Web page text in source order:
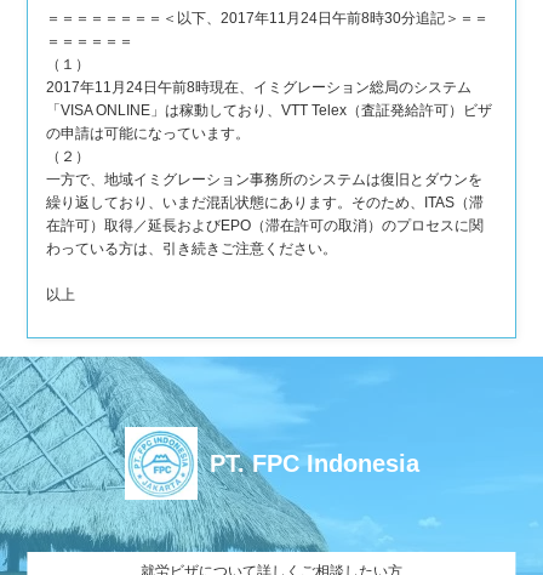
＝＝＝＝＝＝＝＝＜以下、2017年11月24日午前8時30分追記＞＝＝
＝＝＝＝＝＝
（１）
2017年11月24日午前8時現在、イミグレーション総局のシステム
「VISA ONLINE」は稼動しており、VTT Telex（査証発給許可）ビザ
の申請は可能になっています。
（２）
一方で、地域イミグレーション事務所のシステムは復旧とダウンを
繰り返しており、いまだ混乱状態にあります。そのため、ITAS（滞
在許可）取得／延長およびEPO（滞在許可の取消）のプロセスに関
わっている方は、引き続きご注意ください。
以上
PT. FPC Indonesia
就労ビザについて詳しくご相談したい方